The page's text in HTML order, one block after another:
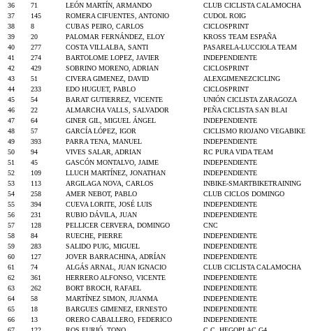
36
71 LEÓN MARTÍN, ARMANDO
CLUB CICLISTA CALAMOCHA
37
145 ROMERA CIFUENTES, ANTONIO
CUDOL ROIG
38
8 CUBAS PEIRO, CARLOS
CICLOSPRINT
39
20 PALOMAR FERNÁNDEZ, ELOY
KROSS TEAM ESPAÑA
40
277 COSTA VILLALBA, SANTI
PASARELA-LUCCIOLA TEAM
41
274 BARTOLOME LOPEZ, JAVIER
INDEPENDIENTE
42
429 SOBRINO MORENO, ADRIAN
CICLOSPRINT
43
51 CIVERA GIMENEZ, DAVID
ALEXGIMENEZCICLING
44
233 EDO HUGUET, PABLO
CICLOSPRINT
45
54 BARAT GUTIERREZ, VICENTE
UNIÓN CICLISTA ZARAGOZA
46
22 ALMARCHA VALLS, SALVADOR
PEÑA CICLISTA SAN BLAI
47
64 GINER GIL, MIGUEL ÁNGEL
INDEPENDIENTE
48
57 GARCÍA LÓPEZ, IGOR
CICLISMO RIOJANO VEGABIKE
49
393 PARRA TENA, MANUEL
INDEPENDIENTE
50
94 VIVES SALAR, ADRIAN
RC PURA VIDA TEAM
51
45 GASCÓN MONTALVO, JAIME
INDEPENDIENTE
52
109 LLUCH MARTÍNEZ, JONATHAN
INDEPENDIENTE
53
113 ARGILAGA NOVA, CARLOS
INBIKE-SMARTBIKETRAINING
54
258 AMER NEBOT, PABLO
CLUB CICLOS DOMINGO
55
394 CUEVA LORITE, JOSÉ LUIS
INDEPENDIENTE
56
231 RUBIO DÁVILA, JUAN
INDEPENDIENTE
57
128 PELLICER CERVERA, DOMINGO
CNC
58
84 RUECHE, PIERRE
INDEPENDIENTE
59
283 SALIDO PUIG, MIGUEL
INDEPENDIENTE
60
127 JOVER BARRACHINA, ADRÍAN
INDEPENDIENTE
61
74 ALGÁS ARNAL, JUAN IGNACIO
CLUB CICLISTA CALAMOCHA
62
361 HERRERO ALFONSO, VICENTE
INDEPENDIENTE
63
262 BORT BROCH, RAFAEL
INDEPENDIENTE
64
58 MARTÍNEZ SIMON, JUANMA
INDEPENDIENTE
65
18 BARGUES GIMENEZ, ERNESTO
INDEPENDIENTE
66
13 ORERO CABALLERO, FEDERICO
INDEPENDIENTE